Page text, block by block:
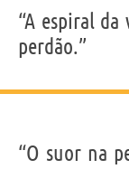
“A espiral
perdão.”
“O suor na